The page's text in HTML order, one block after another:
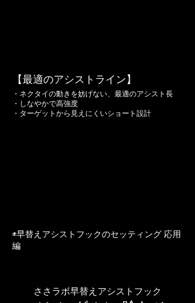
【最適のアシストライン】
・ネクタイの動きを妨げない、最適のアシスト長
・しなやかで高強度
・ターゲットから見えにくいショート設計
◉早替えアシストフックのセッティング 応用
編
ささラボ早替えアシストフック